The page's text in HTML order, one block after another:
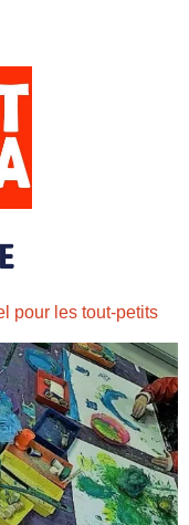
pour les tout-petits